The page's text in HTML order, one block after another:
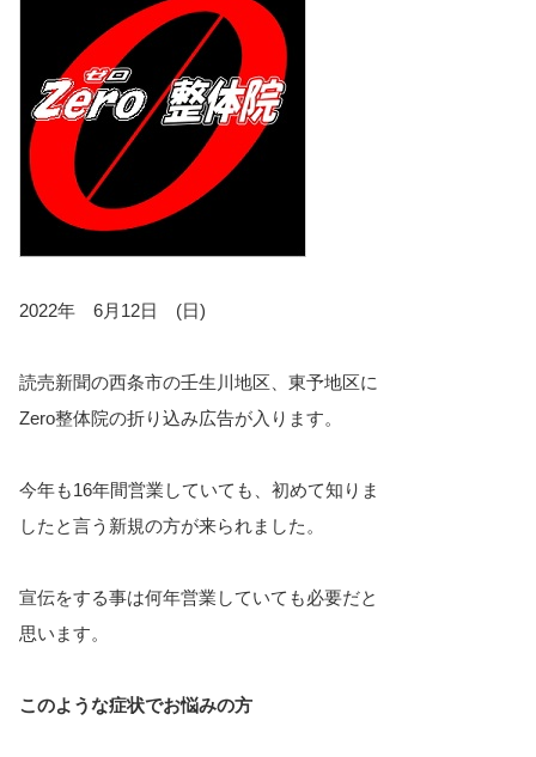
2022年 6月12日 (日)
読売新聞の西条市の壬生川地区、東予地区に
Zero整体院の折り込み広告が入ります。
今年も16年間営業していても、初めて知りま
したと言う新規の方が来られました。
宣伝をする事は何年営業していても必要だと
思います。
このような症状でお悩みの方